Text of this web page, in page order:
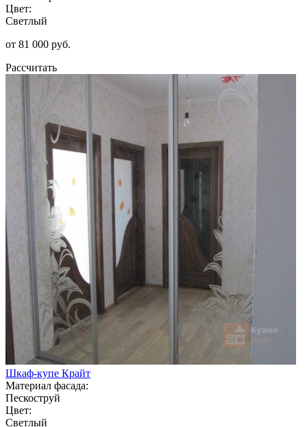
Цвет:
Светлый
от 81 000 руб.
Рассчитать
Шкаф-купе Крайт
Материал фасада:
Пескоструй
Цвет:
Светлый